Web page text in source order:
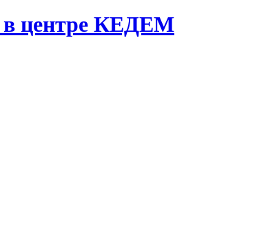
в центре КЕДЕМ